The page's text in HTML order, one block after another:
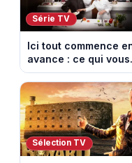
Série TV
Ici tout commence
avance : ce qui vous
attend la semaine du
10 au 14 août 2026
(spoiler)
Sélection TV